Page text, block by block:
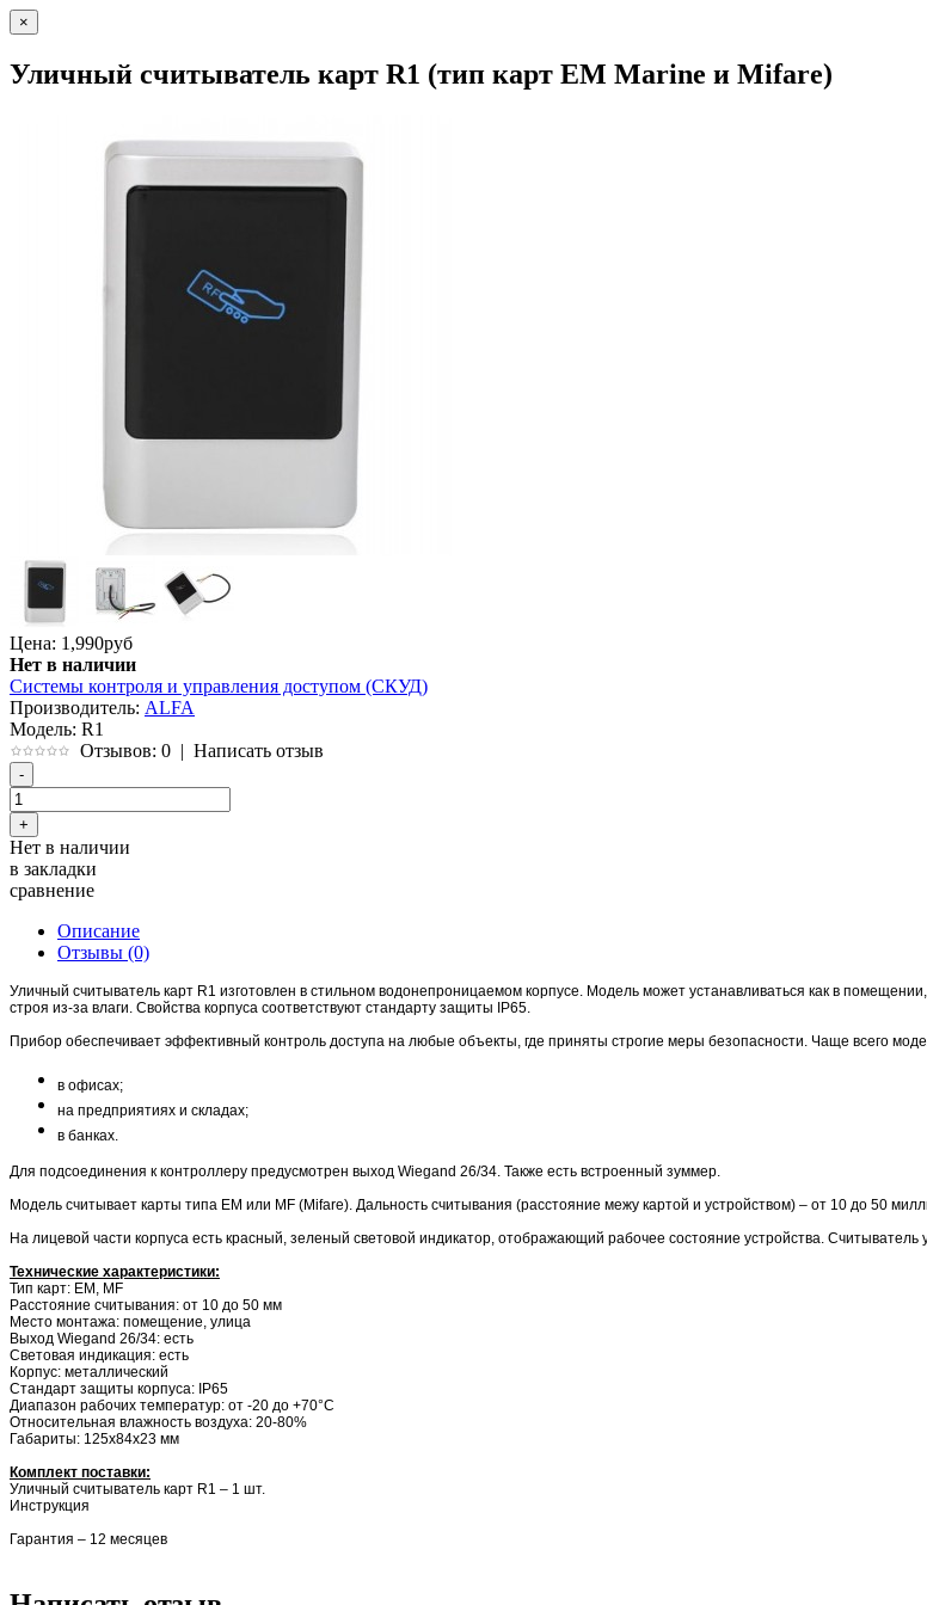
×
Уличный считыватель карт R1 (тип карт EM Marine и Mifare)
Цена: 1,990руб
Нет в наличии
Системы контроля и управления доступом (СКУД)
Производитель: ALFA
Модель: R1
Отзывов: 0 | Написать отзыв
Нет в наличии
в закладки
сравнение
Описание
Отзывы (0)
Уличный считыватель карт R1 изготовлен в стильном водонепроницаемом корпусе. Модель может устанавливаться как в
строя из-за влаги. Свойства корпуса соответствуют стандарту защиты IP65.
Прибор обеспечивает эффективный контроль доступа на любые объекты, где приняты строгие меры безопасности. Чаще всего
в офисах;
на предприятиях и складах;
в банках.
Для подсоединения к контроллеру предусмотрен выход Wiegand 26/34. Также есть встроенный зуммер.
Модель считывает карты типа EM или MF (Mifare). Дальность считывания (расстояние межу картой и устройством) – от 10 до 50
На лицевой части корпуса есть красный, зеленый световой индикатор, отображающий рабочее состояние устройства. Считыватель
Технические характеристики:
Тип карт: EM, MF
Расстояние считывания: от 10 до 50 мм
Место монтажа: помещение, улица
Выход Wiegand 26/34: есть
Световая индикация: есть
Корпус: металлический
Стандарт защиты корпуса: IP65
Диапазон рабочих температур: от -20 до +70°C
Относительная влажность воздуха: 20-80%
Габариты: 125х84х23 мм
Комплект поставки:
Уличный считыватель карт R1 – 1 шт.
Инструкция
Гарантия – 12 месяцев